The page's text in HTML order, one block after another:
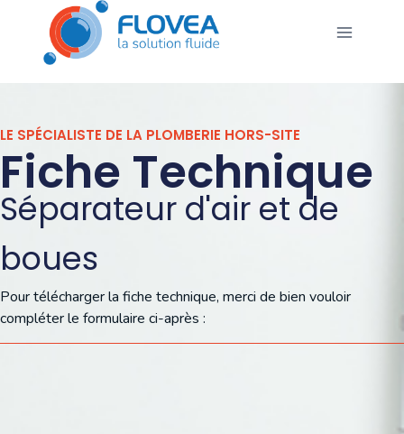
LE SPÉCIALISTE DE LA PLOMBERIE HORS-SITE
Fiche Technique
Séparateur d'air et de
boues
Pour télécharger la fiche technique, merci de bien vouloir
compléter le formulaire ci-après :